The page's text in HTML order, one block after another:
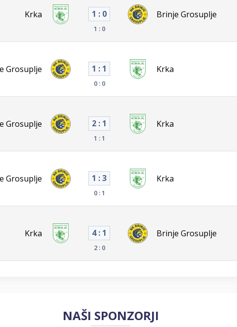
Krka 1 : 0
1 : 0
Brinje Grosuplje
Grosuplje 1 : 1
0 : 0
Krka
Grosuplje 2 : 1
1 : 1
Krka
Grosuplje 1 : 3
0 : 1
Krka
Krka 4 : 1
2 : 0
Brinje Grosuplje
NAŠI SPONZORJI